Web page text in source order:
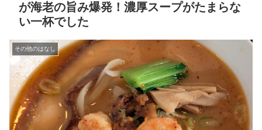
が海老の旨み爆発！濃厚スープがたまらな
い一杯でした
その他のはなし